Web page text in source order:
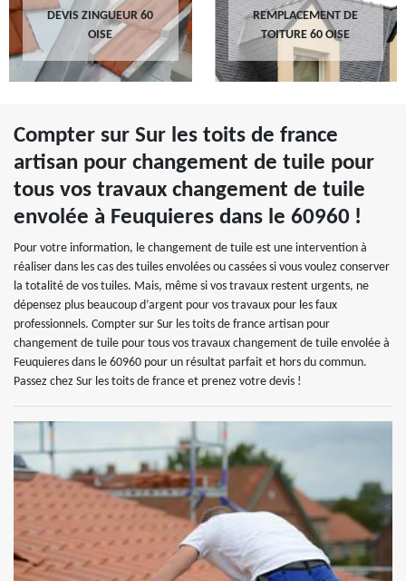
DEVIS ZINGUEUR 60
OISE
REMPLACEMENT DE
TOITURE 60 OISE
Compter sur Sur les toits de france
artisan pour changement de tuile pour
tous vos travaux changement de tuile
envolée à Feuquieres dans le 60960 !
Pour votre information, le changement de tuile est une intervention à
réaliser dans les cas des tuiles envolées ou cassées si vous voulez conserver
la totalité de vos tuiles. Mais, même si vos travaux restent urgents, ne
dépensez plus beaucoup d’argent pour vos travaux pour les faux
professionnels. Compter sur Sur les toits de france artisan pour
changement de tuile pour tous vos travaux changement de tuile envolée à
Feuquieres dans le 60960 pour un résultat parfait et hors du commun.
Passez chez Sur les toits de france et prenez votre devis !